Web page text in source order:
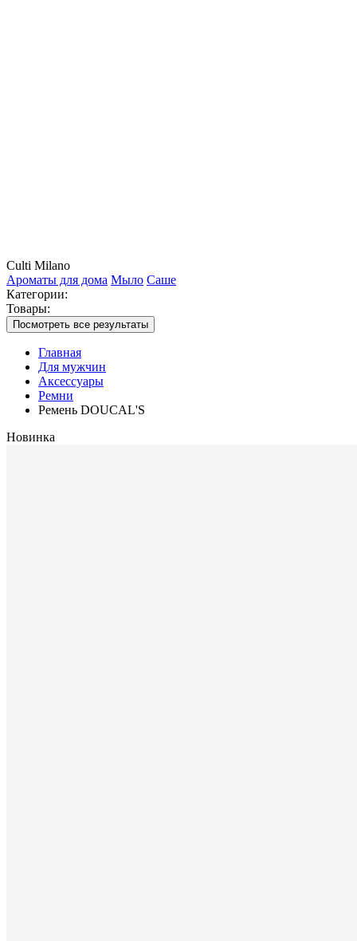
Culti Milano
Ароматы для дома Мыло Саше
Категории:
Товары:
Посмотреть все результаты
Главная
Для мужчин
Аксессуары
Ремни
Ремень DOUCAL'S
Новинка